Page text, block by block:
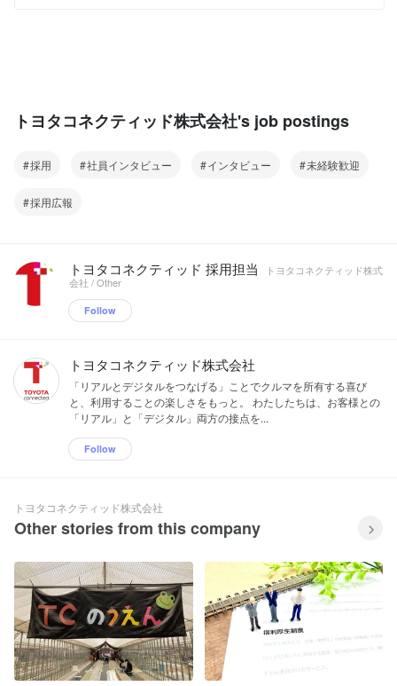
トヨタコネクティッド株式会社's job postings
採用 社員インタビュー インタビュー 未経験歓迎
採用広報
トヨタコネクティッド 採用担当
トヨタコネクティッド株式
会社 / Other
Follow
トヨタコネクティッド株式会社
「リアルとデジタルをつなげる」ことでクルマを所有する喜び
と、利用することの楽しさをもっと。 わたしたちは、お客様との
「リアル」と「デジタル」両方の接点を...
Follow
トヨタコネクティッド株式会社
Other stories from this company